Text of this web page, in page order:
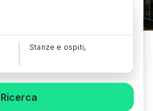
Stanze e ospiti,
Ricerca